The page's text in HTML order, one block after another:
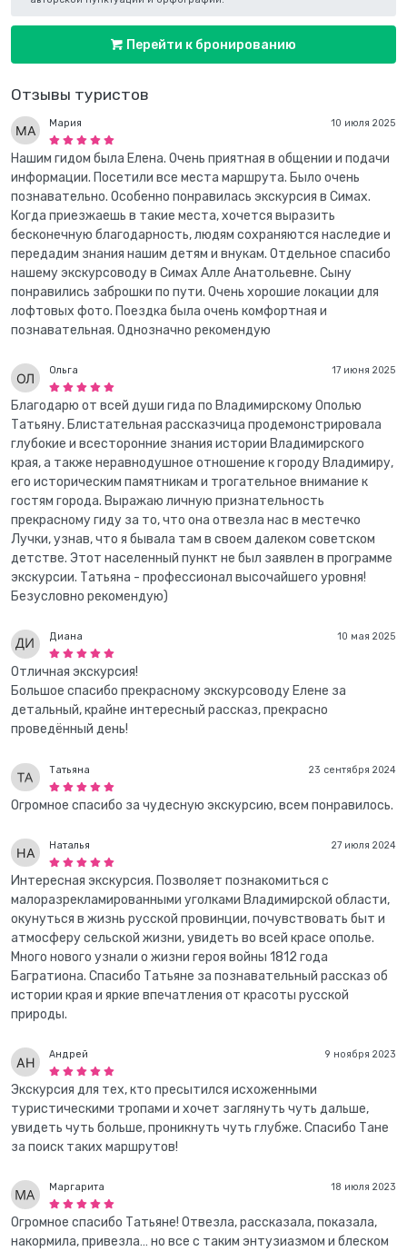
Отзывы туристов
10 июля 2025
Мария
Нашим гидом была Елена. Очень приятная в общении и подачи
информации. Посетили все места маршрута. Было очень
познавательно. Особенно понравилась экскурсия в Симах.
Когда приезжаешь в такие места, хочется выразить
бесконечную благодарность, людям сохраняются наследие и
передадим знания нашим детям и внукам. Отдельное спасибо
нашему экскурсоводу в Симах Алле Анатольевне. Сыну
понравились заброшки по пути. Очень хорошие локации для
лофтовых фото. Поездка была очень комфортная и
познавательная. Однозначно рекомендую
17 июня 2025
Ольга
Благодарю от всей души гида по Владимирскому Ополью
Татьяну. Блистательная рассказчица продемонстрировала
глубокие и всесторонние знания истории Владимирского
края, а также неравнодушное отношение к городу Владимиру,
его историческим памятникам и трогательное внимание к
гостям города. Выражаю личную признательность
прекрасному гиду за то, что она отвезла нас в местечко
Лучки, узнав, что я бывала там в своем далеком советском
детстве. Этот населенный пункт не был заявлен в программе
экскурсии. Татьяна - профессионал высочайшего уровня!
Безусловно рекомендую)
10 мая 2025
Диана
Отличная экскурсия!
Большое спасибо прекрасному экскурсоводу Елене за
детальный, крайне интересный рассказ, прекрасно
проведённый день!
23 сентября 2024
Татьяна
Огромное спасибо за чудесную экскурсию, всем понравилось.
27 июля 2024
Наталья
Интересная экскурсия. Позволяет познакомиться с
малоразрекламированными уголками Владимирской области,
окунуться в жизнь русской провинции, почувствовать быт и
атмосферу сельской жизни, увидеть во всей красе ополье.
Много нового узнали о жизни героя войны 1812 года
Багратиона. Спасибо Татьяне за познавательный рассказ об
истории края и яркие впечатления от красоты русской
природы.
9 ноября 2023
Андрей
Экскурсия для тех, кто пресытился исхоженными
туристическими тропами и хочет заглянуть чуть дальше,
увидеть чуть больше, проникнуть чуть глубже. Спасибо Тане
за поиск таких маршрутов!
18 июля 2023
Маргарита
Огромное спасибо Татьяне! Отвезла, рассказала, показала,
накормила, привезла… но все с таким энтузиазмом и блеском
Перейти к бронированию